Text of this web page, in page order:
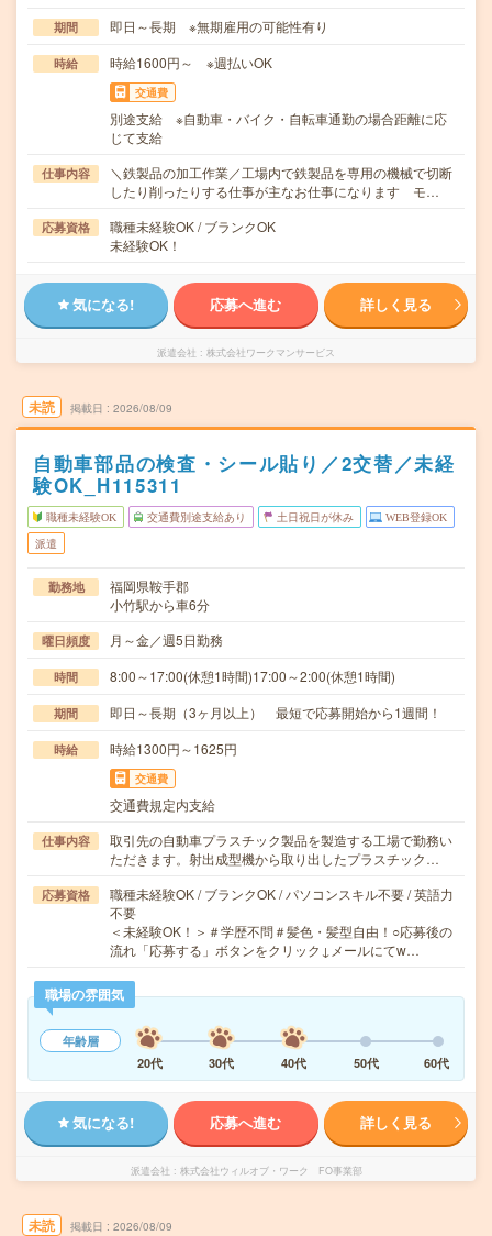
期間 即日～長期 ※無期雇用の可能性有り
時給 時給1600円～ ※週払いOK
交通費
別途支給 ※自動車・バイク・自転車通勤の場合距離に応
じて支給
仕事内容
＼鉄製品の加工作業／工場内で鉄製品を専用の機械で切断
したり削ったりする仕事が主なお仕事になります モ…
応募資格
職種未経験OK / ブランクOK
未経験OK！
気になる! 応募へ進む 詳しく見る
派遣会社 株式会社ワークマンサービス
未読 掲載日 2026/08/09
自動車部品の検査・シール貼り／2交替／未経
験OK_H115311
職種未経験OK 交通費別途支給あり 土日祝日が休み WEB登録OK
派遣
勤務地
福岡県鞍手郡
小竹駅から車6分
曜日頻度 月～金／週5日勤務
時間 8:00～17:00(休憩1時間)17:00～2:00(休憩1時間)
期間 即日～長期（3ヶ月以上） 最短で応募開始から1週間！
時給 時給1300円～1625円
交通費
交通費規定内支給
仕事内容
取引先の自動車プラスチック製品を製造する工場で勤務い
ただきます。射出成型機から取り出したプラスチック…
応募資格
職種未経験OK / ブランクOK / パソコンスキル不要 / 英語力
不要
＜未経験OK！＞＃学歴不問＃髪色・髪型自由！○応募後の
流れ「応募する」ボタンをクリック↓メールにてw…
職場の雰囲気
年齢層
20代
30代 40代 50代 60代
気になる! 応募へ進む 詳しく見る
派遣会社 株式会社ウィルオブ・ワーク FO事業部
未読 掲載日 2026/08/09